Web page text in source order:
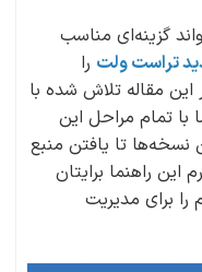
گزینه‌ای مناسب
تراست ولت را
این مقاله تلاش شده با
با تمام مراحل این
نسخه‌ها تا یافتن منبع
راهنما برایتان
برای مدیریت